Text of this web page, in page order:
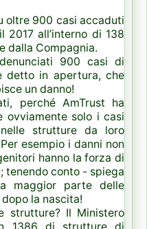
oltre 900 casi accaduti
all’interno di 138
dalla Compagnia.
900 casi di
detto in apertura, che
un danno!
perché AmTrust ha
ovviamente solo i casi
strutture da loro
esempio i danni non
hanno la forza di
tenendo conto - spiega
maggior parte delle
la nascita!
strutture? Il Ministero
1386 di strutture di